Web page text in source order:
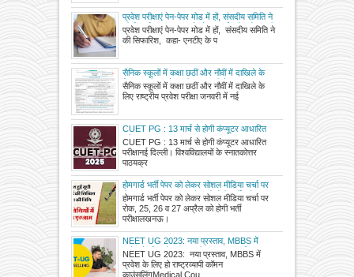
प्रवेश परीक्षाएं पेन-पेपर मोड में हों, संसदीय समिति ने
की सिफारिश, कहा- एनटीए के प्रदर्शन से भरोसा नहीं
जगा, सीबीटी सरकारी केंद्रों पर ही कराने की
प्रवेश परीक्षाएं पेन-पेपर मोड में हों, संसदीय समिति ने
की सिफारिश, कहा- एनटीए के प
सैनिक स्कूलों में कक्षा छठीं और नौवीं में दाखिले के
लिए राष्ट्रीय प्रवेश परीक्षा जनवरी में
सैनिक स्कूलों में कक्षा छठीं और नौवीं में दाखिले के
लिए राष्ट्रीय प्रवेश परीक्षा जनवरी में नई
CUET PG : 13 मार्च से होगी कंप्यूटर आधारित
परीक्षा
CUET PG : 13 मार्च से होगी कंप्यूटर आधारित
परीक्षानई दिल्ली। विश्वविद्यालयों के स्नातकोत्तर
पाठयक्र
होमगार्ड भर्ती पेपर को लेकर सोशल मीडिया चर्चा पर
रोक, 25, 26 व 27 अप्रैल को होगी भर्ती परीक्षा
होमगार्ड भर्ती पेपर को लेकर सोशल मीडिया चर्चा पर
रोक, 25, 26 व 27 अप्रैल को होगी भर्ती
परीक्षालखनऊ।
NEET UG 2023: नया प्रस्ताव, MBBS में
प्रवेश के लिए हो राष्ट्रव्यापी कॉमन काउंसलिंग
NEET UG 2023: नया प्रस्ताव, MBBS में
प्रवेश के लिए हो राष्ट्रव्यापी कॉमन
काउंसलिंगMedical Cou